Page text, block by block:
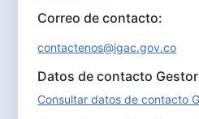
Correo de contacto:
contactenos@igac.gov.co
Datos de contacto
Consultar datos de contacto